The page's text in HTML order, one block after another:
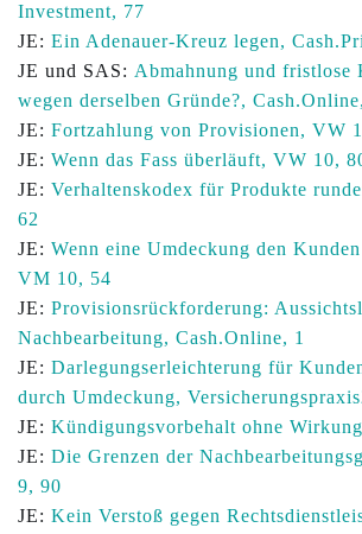
Investment, 77
JE: Ein Adenauer-Kreuz legen,
JE und SAS: Abmahnung und fristlose
wegen derselben Gründe?,
JE: Fortzahlung von Provisionen, VW
JE: Wenn das Fass überläuft, VW 10,
JE: Verhaltenskodex für Produkte
62
JE: Wenn eine Umdeckung den
VM 10, 54
JE: Provisionsrückforderung:
Nachbearbeitung, Cash.Online, 1
JE: Darlegungserleichterung für
durch Umdeckung,
JE: Kündigungsvorbehalt ohne
JE: Die Grenzen der
9, 90
JE: Kein Verstoß gegen